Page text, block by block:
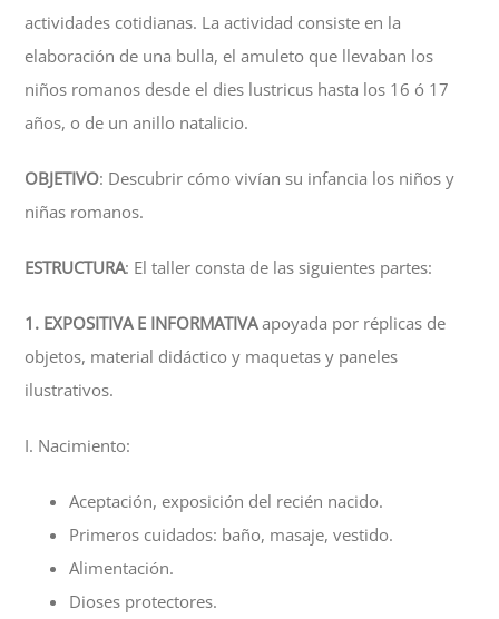
actividades cotidianas. La actividad consiste en la
elaboración de una bulla, el amuleto que llevaban los
niños romanos desde el dies lustricus hasta los 16 ó 17
años, o de un anillo natalicio.
OBJETIVO: Descubrir cómo vivían su infancia los niños y
niñas romanos.
ESTRUCTURA: El taller consta de las siguientes partes:
1. EXPOSITIVA E INFORMATIVAapoyada por réplicas de
objetos, material didáctico y maquetas y paneles
ilustrativos.
I. Nacimiento:
Aceptación, exposición del recién nacido.
Primeros cuidados: baño, masaje, vestido.
Alimentación.
Dioses protectores.